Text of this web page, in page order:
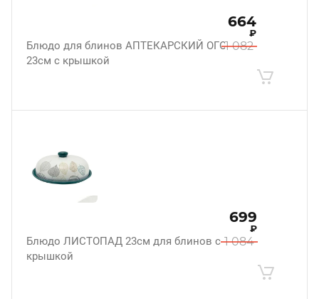
Блюдо для блинов АПТЕКАРСКИЙ ОГОРОД
23см с крышкой
1 082
664
₽
Блюдо ЛИСТОПАД 23см для блинов с
крышкой
1 084
699
₽